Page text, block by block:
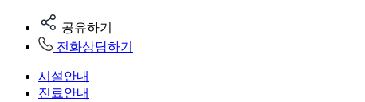
공유하기
전화상담하기
시설안내
진료안내